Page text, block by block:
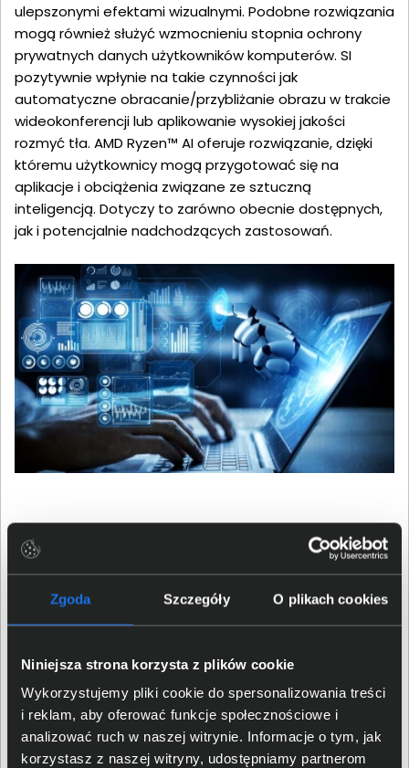
Zgoda Szczegóły O plikach cookies
Niniejsza strona korzysta z plików cookie
Wykorzystujemy pliki cookie do spersonalizowania treści
i reklam, aby oferować funkcje społecznościowe i
analizować ruch w naszej witrynie. Informacje o tym, jak
korzystasz z naszej witryny, udostępniamy partnerom
ulepszonymi efektami wizualnymi. Podobne rozwiązania
mogą również służyć wzmocnieniu stopnia ochrony
prywatnych danych użytkowników komputerów. SI
pozytywnie wpłynie na takie czynności jak
automatyczne obracanie/przybliżanie obrazu w trakcie
wideokonferencji lub aplikowanie wysokiej jakości
rozmyć tła. AMD Ryzen™ AI oferuje rozwiązanie, dzięki
któremu użytkownicy mogą przygotować się na
aplikacje i obciążenia związane ze sztuczną
inteligencją. Dotyczy to zarówno obecnie dostępnych,
jak i potencjalnie nadchodzących zastosowań.
Absolutnie najlepsza platforma
dla graczy i twórców
serii 40